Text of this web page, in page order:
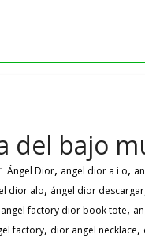
del bajo
Ángel Dior, angel dior a i o,
dior alo, ángel dior descargar
angel factory dior book tote,
factory, dior angel necklace,